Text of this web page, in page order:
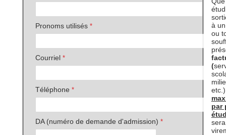
Pronoms utilisés
Courriel
Téléphone
DA (numéro de demande d'admission)
à
ou
(
par